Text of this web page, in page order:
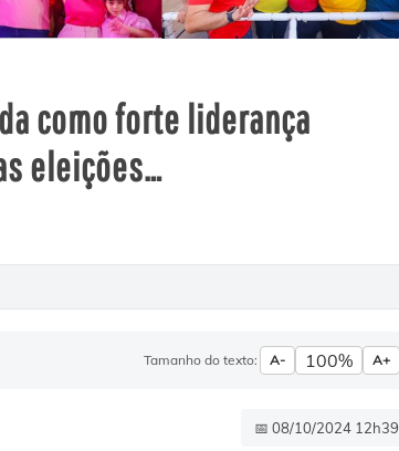
como forte liderança
eleições…
Tamanho do texto: A- 100% A+
📅 08/10/2024 12h39